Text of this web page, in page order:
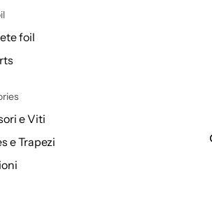
foil
e Viti
e Trapezi